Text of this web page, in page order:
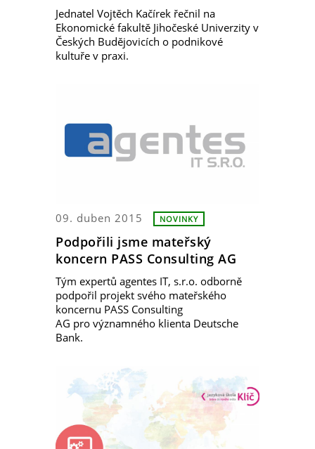
Jednatel Vojtěch Kačírek řečnil na
Ekonomické fakultě Jihočeské Univerzity v
Českých Budějovicích o podnikové
kultuře v praxi.
09. duben 2015 NOVINKY
Podpořili jsme mateřský
koncern PASS Consulting AG
Tým expertů agentes IT, s.r.o. odborně
podpořil projekt svého mateřského
koncernu PASS Consulting
AG pro významného klienta Deutsche
Bank.